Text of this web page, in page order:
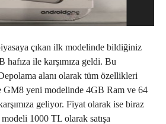
çıkan ilk modelinde bildiğiniz
ile karşımıza geldi. Bu
alanı olarak tüm özellikleri
GM8 yeni modelinde 4GB Ram ve 64
geliyor. Fiyat olarak ise biraz
1000 TL olarak satışa